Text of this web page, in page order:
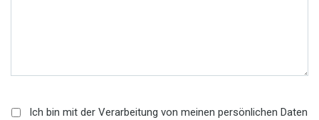
Ich bin mit der Verarbeitung von meinen persönlichen Daten